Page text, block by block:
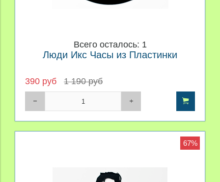
Всего осталось: 1
Люди Икс Часы из Пластинки
390 руб 1 190 руб
67%